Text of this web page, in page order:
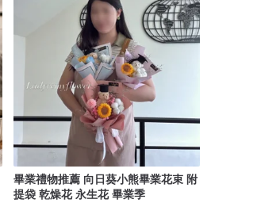
畢業禮物推薦 向日葵小熊畢業花束 附
提袋 乾燥花 永生花 畢業季